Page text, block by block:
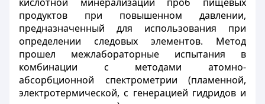
продуктов при повышенном давлении,
предназначенный для использования при
определении следовых элементов. Метод
прошел межлабораторные испытания в
комбинации с методами атомно-
абсорбционной спектрометрии (пламенной,
электротермической, с генерацией гидридов и